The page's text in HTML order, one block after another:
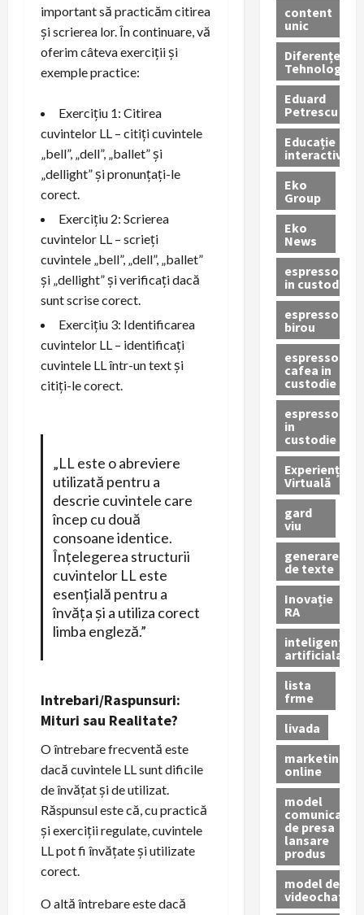
important să practicăm citirea
și scrierea lor. În continuare, vă
oferim câteva exerciții și
exemple practice:
Exercițiu 1: Citirea
cuvintelor LL – citiți cuvintele
„bell”, „dell”, „ballet” și
„dellight” și pronunțați-le
corect.
Exercițiu 2: Scrierea
cuvintelor LL – scrieți
cuvintele „bell”, „dell”, „ballet”
și „dellight” și verificați dacă
sunt scrise corect.
Exercițiu 3: Identificarea
cuvintelor LL – identificați
cuvintele LL într-un text și
citiți-le corect.
„LL este o abreviere
utilizată pentru a
descrie cuvintele care
încep cu două
consoane identice.
Înțelegerea structurii
cuvintelor LL este
esențială pentru a
învăța și a utiliza corect
limba engleză.”
Intrebari/Raspunsuri:
Mituri sau Realitate?
O întrebare frecventă este
dacă cuvintele LL sunt dificile
de învățat și de utilizat.
Răspunsul este că, cu practică
și exerciții regulate, cuvintele
LL pot fi învățate și utilizate
corect.
O altă întrebare este dacă
content
unic
Diferențe
Tehnologice
Eduard
Petrescu
Educație
interactivă
Eko
Group
Eko
News
espressoare
in custodie
espressor
birou
espressor
cafea in
custodie
espressor
in
custodie
Experiență
Virtuală
gard
viu
generare
de texte
Inovație
RA
inteligenta
artificiala
lista
frme
livada
marketing
online
model
comunicat
de presa
lansare
produs
model de
videochat